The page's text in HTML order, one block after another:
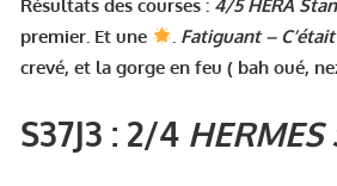
Résultats des courses : 4/5 HERA
premier. Et une
. Fatiguant –
crevé, et la gorge en feu ( bah oué,
S37J3 : 2/4